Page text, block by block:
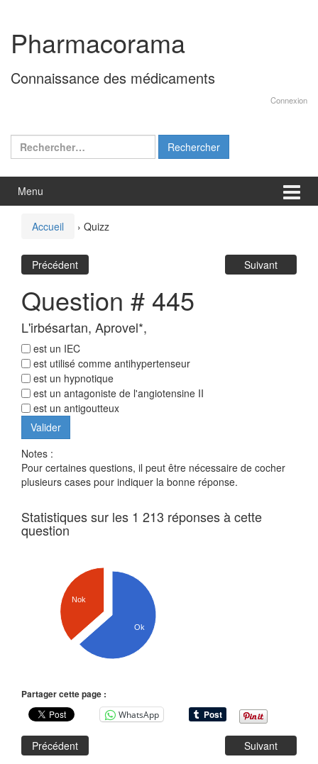
contenu
menu
principal
Pharmacorama
Connaissance des médicaments
Connexion
Rechercher :
Menu
Accueil › Quizz
Précédent Suivant
Question # 445
L'irbésartan, Aprovel*,
est un IEC
est utilisé comme antihypertenseur
est un hypnotique
est un antagoniste de l'angiotensine II
est un antigoutteux
Notes :
Pour certaines questions, il peut être nécessaire de cocher
plusieurs cases pour indiquer la bonne réponse.
Statistiques sur les 1 213 réponses à cette
question
Nok
Ok
Partager cette page :
WhatsApp
Précédent Suivant